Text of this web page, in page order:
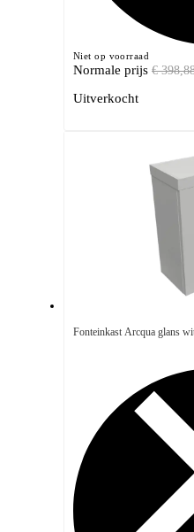
Niet op voorraad
Normale prijs €
Uitverkocht
Fonteinkast Arcqua glans